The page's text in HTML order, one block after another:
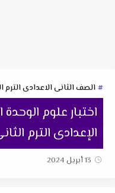
الصف الثانى الاعدادى الترم
اختبار علوم
الإعدادى الترم الثانى 2024 مستر عادل
13 أبريل 2024